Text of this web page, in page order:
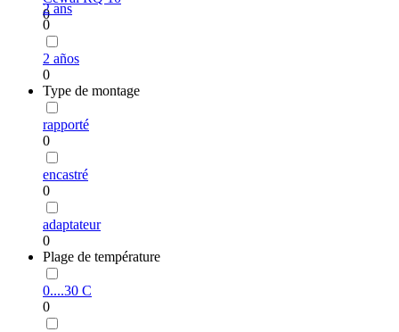
0
2 ans
0
2 años
0
Type de montage
rapporté
0
encastré
0
adaptateur
0
Plage de température
0....30 С
0